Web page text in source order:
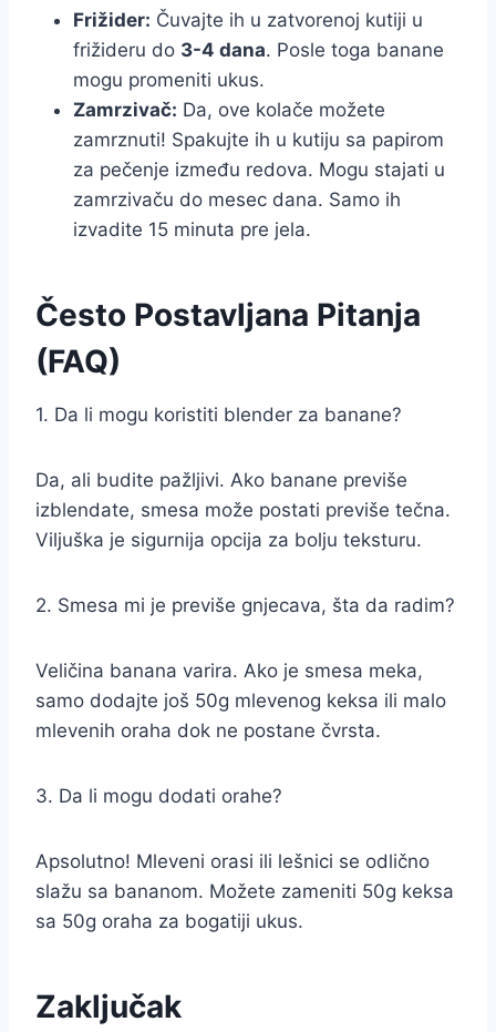
Frižider: Čuvajte ih u zatvorenoj kutiji u
frižideru do 3-4 dana. Posle toga banane
mogu promeniti ukus.
Zamrzivač: Da, ove kolače možete
zamrznuti! Spakujte ih u kutiju sa papirom
za pečenje između redova. Mogu stajati u
zamrzivaču do mesec dana. Samo ih
izvadite 15 minuta pre jela.
Često Postavljana Pitanja
(FAQ)
1. Da li mogu koristiti blender za banane?
Da, ali budite pažljivi. Ako banane previše
izblendate, smesa može postati previše tečna.
Viljuška je sigurnija opcija za bolju teksturu.
2. Smesa mi je previše gnjecava, šta da radim?
Veličina banana varira. Ako je smesa meka,
samo dodajte još 50g mlevenog keksa ili malo
mlevenih oraha dok ne postane čvrsta.
3. Da li mogu dodati orahe?
Apsolutno! Mleveni orasi ili lešnici se odlično
slažu sa bananom. Možete zameniti 50g keksa
sa 50g oraha za bogatiji ukus.
Zaključak